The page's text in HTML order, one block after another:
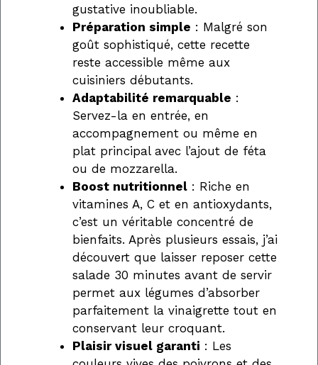
gustative inoubliable.
Préparation simple : Malgré son
goût sophistiqué, cette recette
reste accessible même aux
cuisiniers débutants.
Adaptabilité remarquable :
Servez-la en entrée, en
accompagnement ou même en
plat principal avec l’ajout de féta
ou de mozzarella.
Boost nutritionnel : Riche en
vitamines A, C et en antioxydants,
c’est un véritable concentré de
bienfaits. Après plusieurs essais, j’ai
découvert que laisser reposer cette
salade 30 minutes avant de servir
permet aux légumes d’absorber
parfaitement la vinaigrette tout en
conservant leur croquant.
Plaisir visuel garanti : Les